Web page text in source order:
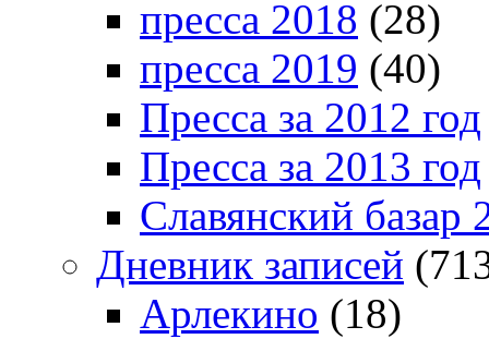
пресса 2018 (28)
пресса 2019 (40)
Пресса за 2012 год
Пресса за 2013 год
Славянский базар
Дневник записей
Арлекино (18)